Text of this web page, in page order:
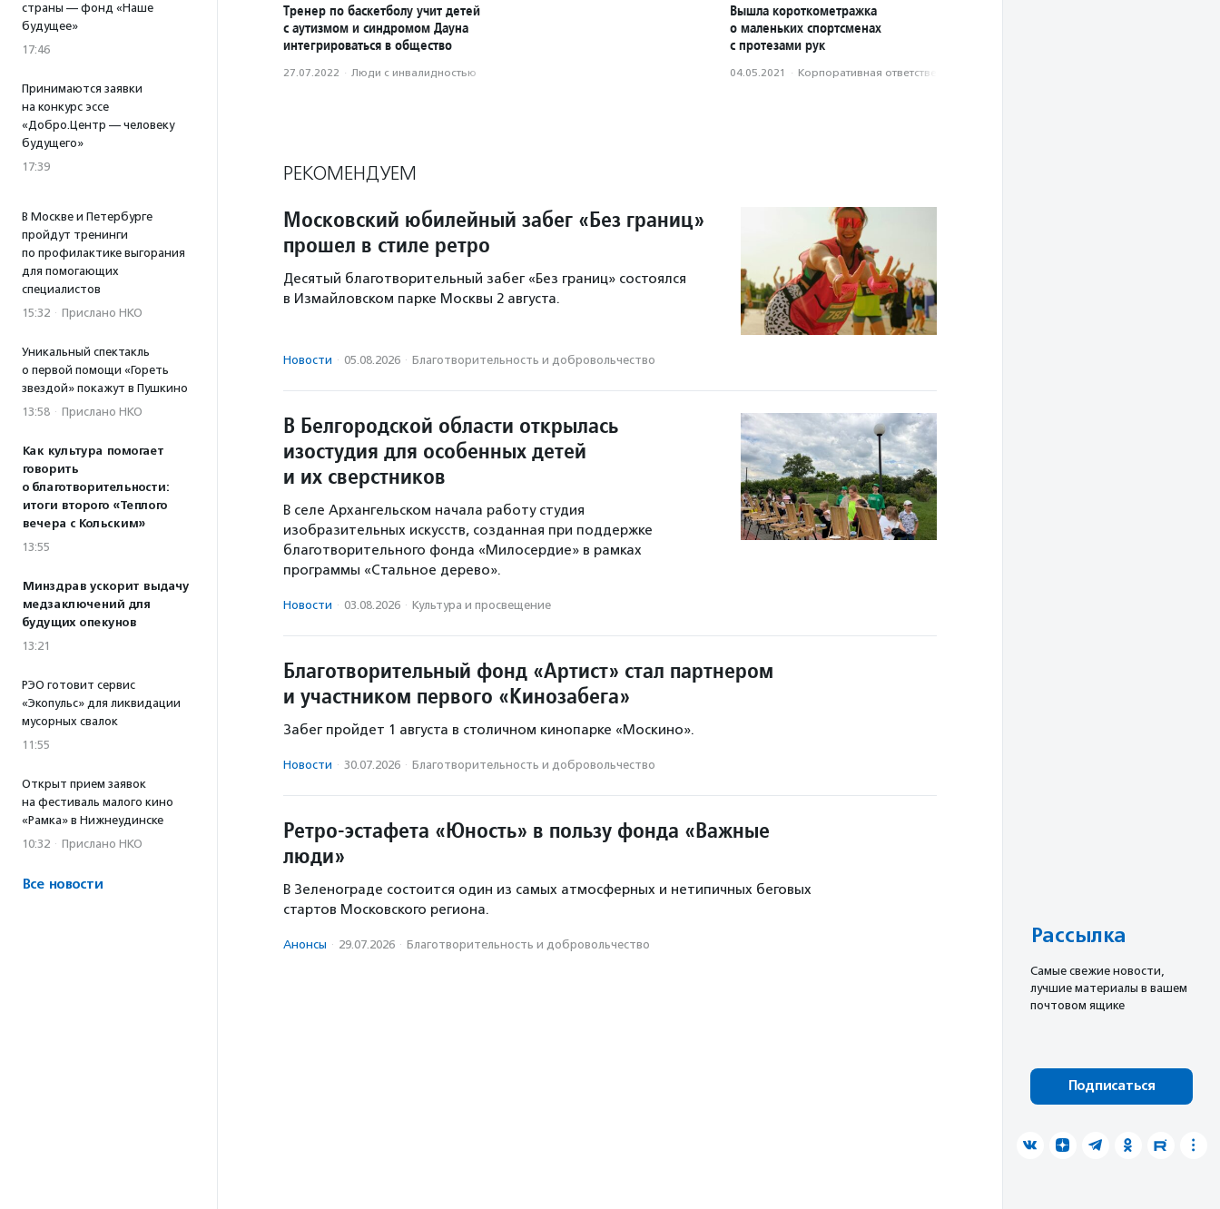
страны — фонд «Наше
будущее»
17:46
Принимаются заявки
на конкурс эссе
«Добро.Центр — человеку
будущего»
17:39
В Москве и Петербурге
пройдут тренинги
по профилактике выгорания
для помогающих
специалистов
15:32 · Прислано НКО
Уникальный спектакль
о первой помощи «Гореть
звездой» покажут в Пушкино
13:58 · Прислано НКО
Как культура помогает
говорить
о благотворительности:
итоги второго «Теплого
вечера с Кольским»
13:55
Минздрав ускорит выдачу
медзаключений для
будущих опекунов
13:21
РЭО готовит сервис
«Экопульс» для ликвидации
мусорных свалок
11:55
Открыт прием заявок
на фестиваль малого кино
«Рамка» в Нижнеудинске
10:32 · Прислано НКО
Все новости
Тренер по баскетболу учит детей
с аутизмом и синдромом Дауна
интегрироваться в общество
27.07.2022 · Люди с инвалидностью
Вышла короткометражка
о маленьких спортсменах
с протезами рук
04.05.2021 · Корпоративная ответственность
РЕКОМЕНДУЕМ
Московский юбилейный забег «Без границ»
прошел в стиле ретро
Десятый благотворительный забег «Без границ» состоялся
в Измайловском парке Москвы 2 августа.
Новости · 05.08.2026 · Благотвори­тель­ность и доброволь­чест­во
В Белгородской области открылась
изостудия для особенных детей
и их сверстников
В селе Архангельском начала работу студия
изобразительных искусств, созданная при поддержке
благотворительного фонда «Милосердие» в рамках
программы «Стальное дерево».
Новости · 03.08.2026 · Культура и просвещение
Благотворительный фонд «Артист» стал партнером
и участником первого «Кинозабега»
Забег пройдет 1 августа в столичном кинопарке «Москино».
Новости · 30.07.2026 · Благотвори­тель­ность и доброволь­чест­во
Ретро-эстафета «Юность» в пользу фонда «Важные
люди»
В Зеленограде состоится один из самых атмосферных и нетипичных беговых
стартов Московского региона.
Анонсы · 29.07.2026 · Благотвори­тель­ность и доброволь­чест­во Рассылка
Cамые свежие новости,
лучшие материалы в вашем
почтовом ящике
Подписаться